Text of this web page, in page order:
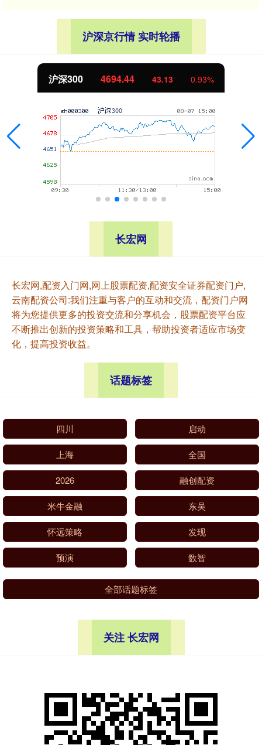
沪深京行情 实时轮播
沪深300 4694.44 43.13 0.93%
长宏网
长宏网,配资入门网,网上股票配资,配资安全证券配资门户,
云南配资公司:我们注重与客户的互动和交流，配资门户网
将为您提供更多的投资交流和分享机会，股票配资平台应
不断推出创新的投资策略和工具，帮助投资者适应市场变
化，提高投资收益。
话题标签
四川 启动
上海 全国
2026 融创配资
米牛金融 东吴
怀远策略 发现
预演 数智
全部话题标签
关注 长宏网